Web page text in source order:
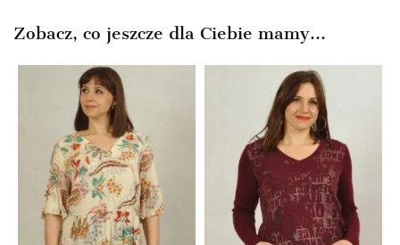
Zobacz, co jeszcze dla Ciebie mamy...